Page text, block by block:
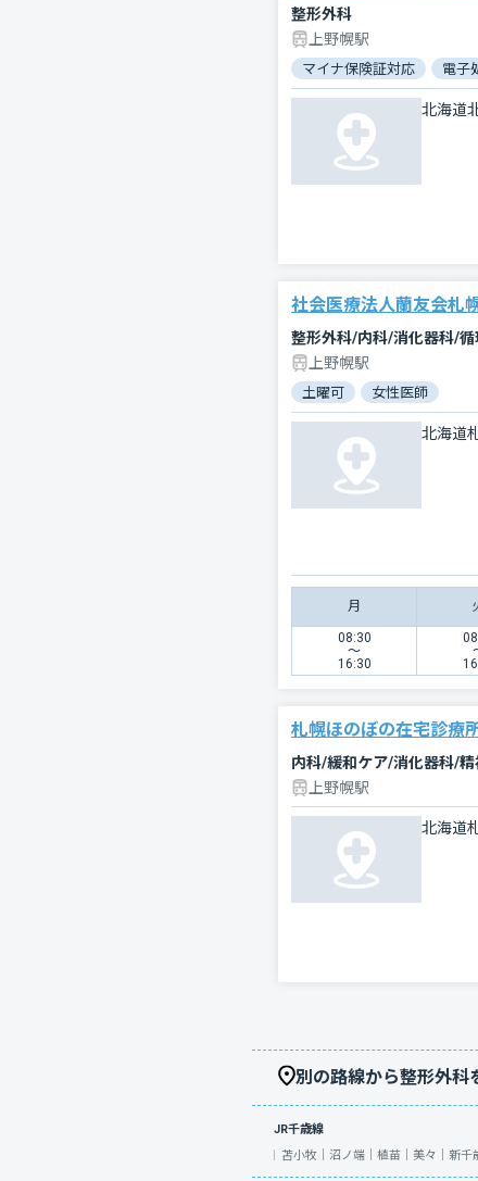
整形外科
上野幌駅
マイナ保険証対応 電子
北海道
社会医療法人蘭友会札
整形外科/内科/消化器科/
上野幌駅
土曜可 女性医師
北海道
月
08:30
〜
16:30
札幌ほのぼの在宅診療
内科/緩和ケア/消化器科/
上野幌駅
北海道
別の路線から整形外科
JR千歳線
苫小牧｜ 沼ノ端｜ 植苗｜ 美々｜ 新千